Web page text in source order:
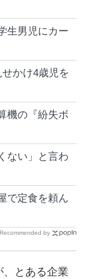
生男児にカー
かけ4歳児を
機の『紛失ボ
ない」と言わ
で定食を頼ん
Recommended by
、とある企業